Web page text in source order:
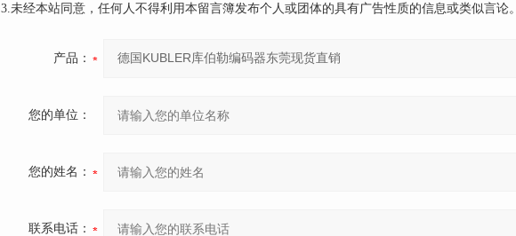
3.未经本站同意，任何人不得利用本留言簿发布个人或团体的具有广告性质的信息或类似言论。
产品：
您的单位：
您的姓名：
联系电话：